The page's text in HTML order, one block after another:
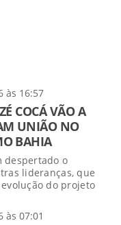
às 16:57
COCÁ VÃO A
UNIÃO NO
BAHIA
despertado o
lideranças, que
do projeto
às 07:01